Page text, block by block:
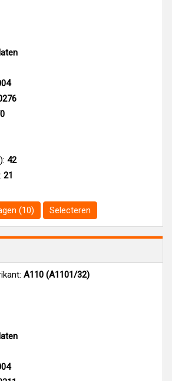
42
21
(10)
Selecteren
A110 (A1101/32)